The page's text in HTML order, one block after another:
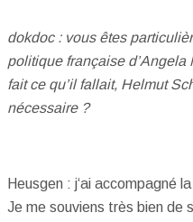
dokdoc : vous êtes
politique française
fait ce qu’il fallait, Helmut
nécessaire ?
Heusgen : j‘ai accompagné
Je me souviens très bien de